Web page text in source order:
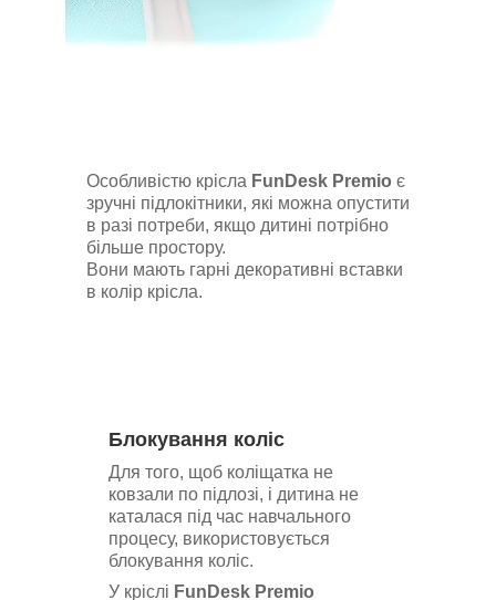
Особливістю крісла FunDesk Premio є
зручні підлокітники, які можна опустити
в разі потреби, якщо дитині потрібно
більше простору.
Вони мають гарні декоративні вставки
в колір крісла.
Блокування коліс
Для того, щоб коліщатка не
ковзали по підлозі, і дитина не
каталася під час навчального
процесу, використовується
блокування коліс.
У кріслі FunDesk Premio